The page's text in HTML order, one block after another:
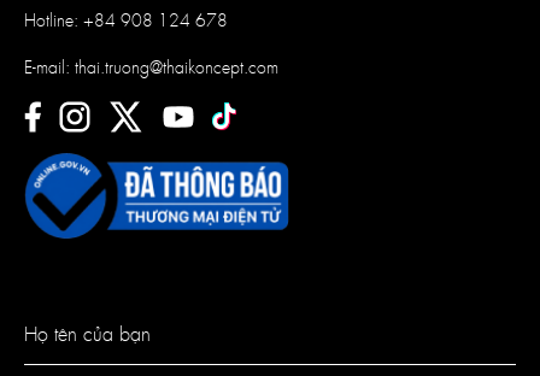
Hotline: +84 908 124 678
E-mail: thai.truong@thaikoncept.com